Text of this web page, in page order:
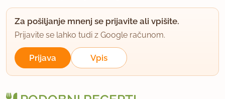
uporabno
mamamia
član od 2004 15868 sporočil
Za pošiljanje mnenj se prijavite ali vpišite.
Prijavite se lahko tudi z Google računom.
Prijava Vpis